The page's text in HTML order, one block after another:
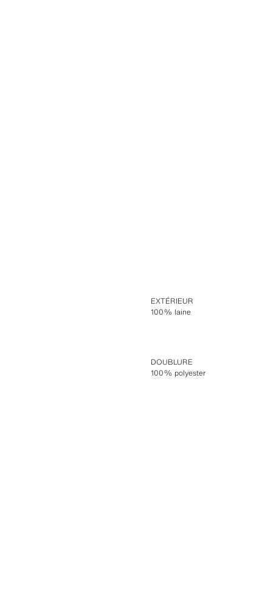
EXTÉRIEUR
100% laine
DOUBLURE
100% polyester